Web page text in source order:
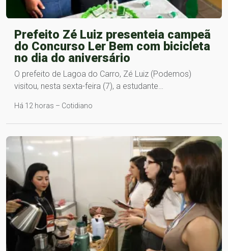
Prefeito Zé Luiz presenteia campeã
do Concurso Ler Bem com bicicleta
no dia do aniversário
O prefeito de Lagoa do Carro, Zé Luiz (Podemos)
visitou, nesta sexta-feira (7), a estudante…
Há 12 horas – Cotidiano